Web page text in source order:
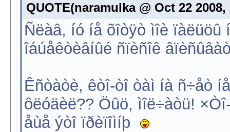
QUOTE(naramulka @ Oct 22 2008,
Ñëàâ, íó íå õîòÿò ìîè
îáúåêòèâíûé ñïèñîê
Êñòàòè, êòî-òî òàì íà ñ÷åò
ôëóäèë?? Öûö, ìîë÷àòü!
åùå ýòî ïðèïîìíþ